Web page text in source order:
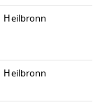
Heilbronn
Heilbronn